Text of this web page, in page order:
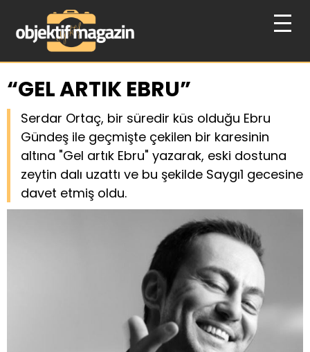
“GEL ARTIK EBRU”
Serdar Ortaç, bir süredir küs olduğu Ebru
Gündeş ile geçmişte çekilen bir karesinin
altına "Gel artık Ebru" yazarak, eski dostuna
zeytin dalı uzattı ve bu şekilde Saygı1 gecesine
davet etmiş oldu.